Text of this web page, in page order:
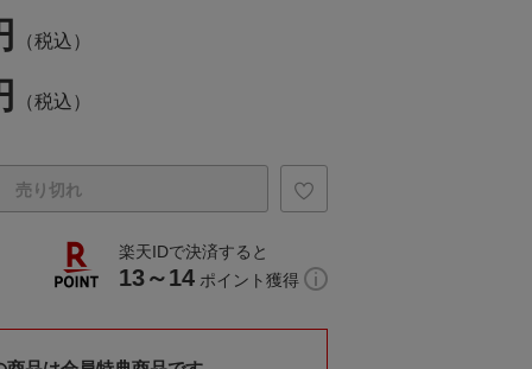
（税込）
（税込）
売り切れ
楽天IDで決済すると
13～14 ポイント獲得